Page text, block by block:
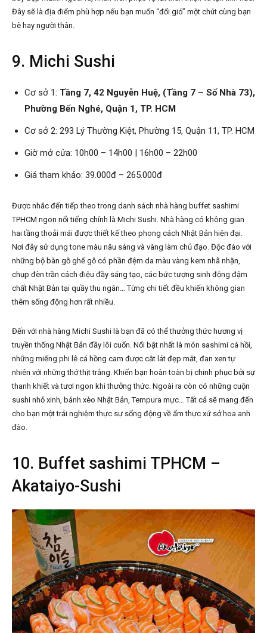
Đây sẽ là địa điểm phù hợp nếu bạn muốn “đổi gió” một chút cùng bạn
bè hay người thân.
9. Michi Sushi
Cơ sở 1: Tầng 7, 42 Nguyễn Huệ, (Tầng 7 – Số Nhà 73),
Phường Bến Nghé, Quận 1, TP. HCM
Cơ sở 2: 293 Lý Thường Kiệt, Phường 15, Quận 11, TP. HCM
Giờ mở cửa: 10h00 – 14h00 | 16h00 – 22h00
Giá tham khảo: 39.000đ – 265.000đ
Được nhắc đến tiếp theo trong danh sách nhà hàng buffet sashimi
TPHCM ngon nổi tiếng chính là Michi Sushi. Nhà hàng có không gian
hai tầng thoải mái được thiết kế theo phong cách Nhật Bản hiện đại.
Nơi đây sử dụng tone màu nâu sáng và vàng làm chủ đạo. Độc đáo với
những bộ bàn gỗ ghế gỗ có phần đệm da màu vàng kem nhã nhặn,
chụp đèn trần cách điệu đầy sáng tạo, các bức tượng sinh động đậm
chất Nhật Bản tại quầy thu ngân… Từng chi tiết đều khiến không gian
thêm sống động hơn rất nhiều.
Đến với nhà hàng Michi Sushi là bạn đã có thể thưởng thức hương vị
truyền thống Nhật Bản đầy lôi cuốn. Nổi bật nhất là món sashimi cá hồi,
những miếng phi lê cá hồng cam được cắt lát đẹp mắt, đan xen tự
nhiên với những thớ thịt trắng. Khiến bạn hoàn toàn bị chinh phục bởi sự
thanh khiết và tươi ngon khi thưởng thức. Ngoài ra còn có những cuộn
sushi nhỏ xinh, bánh xèo Nhật Bản, Tempura mực… Tất cả sẽ mang đến
cho bạn một trải nghiệm thực sự sống động về ẩm thực xứ sở hoa anh
đào.
10. Buffet sashimi TPHCM –
Akataiyo-Sushi